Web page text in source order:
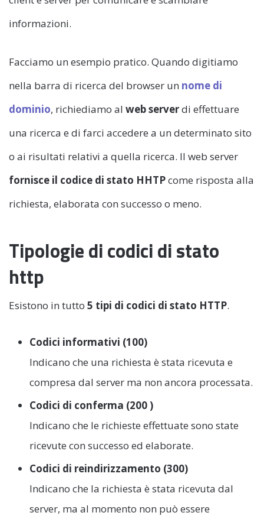
informazioni.
Facciamo un esempio pratico. Quando digitiamo
nella barra di ricerca del browser un nome di
dominio, richiediamo al web serverdi effettuare
una ricerca e di farci accedere a un determinato sito
o ai risultati relativi a quella ricerca. Il web server
fornisce il codice di stato HHTPcome risposta alla
richiesta, elaborata con successo o meno.
Tipologie di codici di stato
http
Esistono in tutto 5 tipi di codici di stato HTTP.
Codici informativi (100)
Indicano che una richiesta è stata ricevuta e
compresa dal server ma non ancora processata.
Codici di conferma (200 )
Indicano che le richieste effettuate sono state
ricevute con successo ed elaborate.
Codici di reindirizzamento (300)
Indicano che la richiesta è stata ricevuta dal
server, ma al momento non può essere